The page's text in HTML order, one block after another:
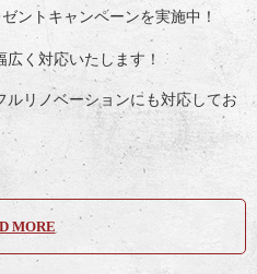
ントキャンペーンを実施中！
広く対応いたします！
リノベーションにも対応してお
MORE